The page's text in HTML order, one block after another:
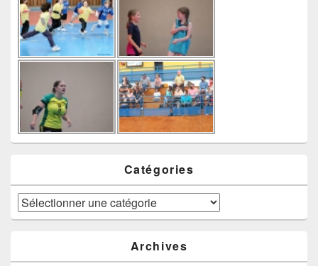
Catégories
Catégories
Archives